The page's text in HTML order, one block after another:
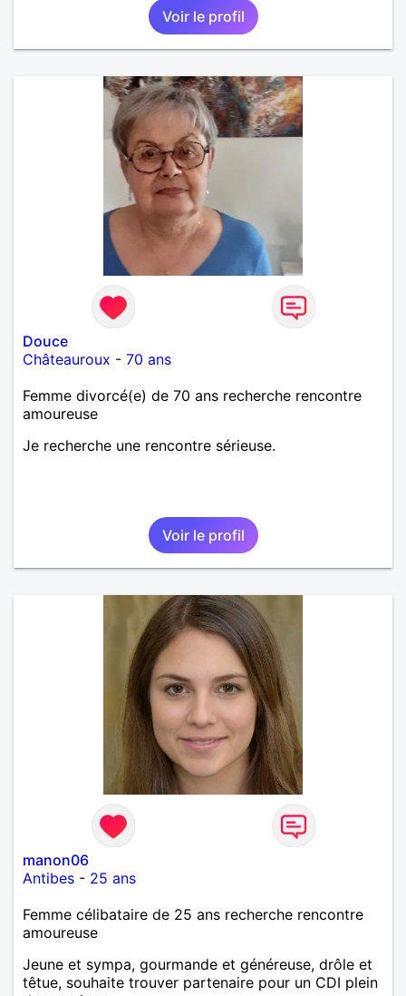
Voir le profil
Douce
Châteauroux - 70 ans
Femme divorcé(e) de 70 ans recherche rencontre
amoureuse
Je recherche une rencontre sérieuse.
Voir le profil
manon06
Antibes - 25 ans
Femme célibataire de 25 ans recherche rencontre
amoureuse
Jeune et sympa, gourmande et généreuse, drôle et
têtue, souhaite trouver partenaire pour un CDI plein